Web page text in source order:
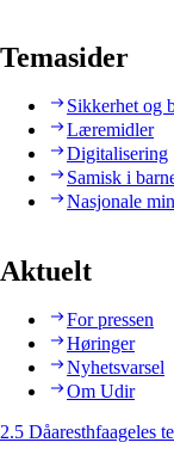
Temasider
Sikkerhet og
Læremidler
Digitalisering
Samisk i
Nasjonale
Aktuelt
For pressen
Høringer
Nyhetsvarsel
Om Udir
2.5 Dåaresthfaageles